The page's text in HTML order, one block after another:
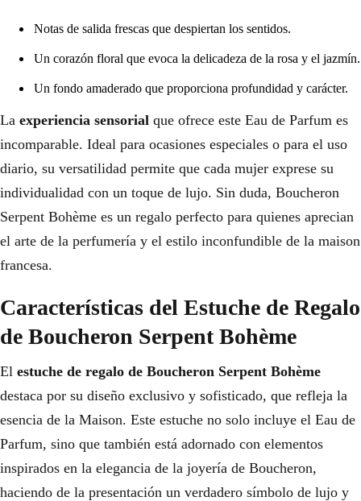
Notas de salida frescas que despiertan los sentidos.
Un corazón floral que evoca la delicadeza de la rosa y el jazmín.
Un fondo amaderado que proporciona profundidad y carácter.
La experiencia sensorial que ofrece este Eau de Parfum es
incomparable. Ideal para ocasiones especiales o para el uso
diario, su versatilidad permite que cada mujer exprese su
individualidad con un toque de lujo. Sin duda, Boucheron
Serpent Bohème es un regalo perfecto para quienes aprecian
el arte de la perfumería y el estilo inconfundible de la maison
francesa.
Características del Estuche de Regalo
de Boucheron Serpent Bohème
El estuche de regalo de Boucheron Serpent Bohème
destaca por su diseño exclusivo y sofisticado, que refleja la
esencia de la Maison. Este estuche no solo incluye el Eau de
Parfum, sino que también está adornado con elementos
inspirados en la elegancia de la joyería de Boucheron,
haciendo de la presentación un verdadero símbolo de lujo y